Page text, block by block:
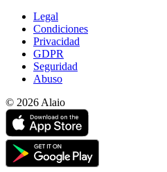
Legal
Condiciones
Privacidad
GDPR
Seguridad
Abuso
© 2026 Alaio